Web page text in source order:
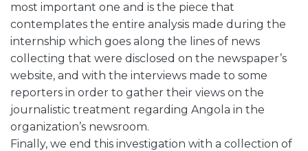
most important one and is the piece that
contemplates the entire analysis made during the
internship which goes along the lines of news
collecting that were disclosed on the newspaper’s
website, and with the interviews made to some
reporters in order to gather their views on the
journalistic treatment regarding Angola in the
organization’s newsroom.
Finally, we end this investigation with a collection of